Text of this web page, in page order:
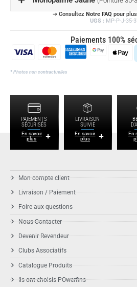
➔ Consultez Notre FAQ pour
UGS : MP-P-J-35-
Paiements 100%
* Photos non contractuelles
PAIEMENTS
SÉCURISÉS
En savoir
plus
LIVRAISON
SUIVIE
En savoir
plus
En
Mon compte client
Livraison / Paiement
Foire aux questions
Nous Contacter
Devenir Revendeur
Clubs Associatifs
Catalogue Produits
Ils ont choisis POwerfins